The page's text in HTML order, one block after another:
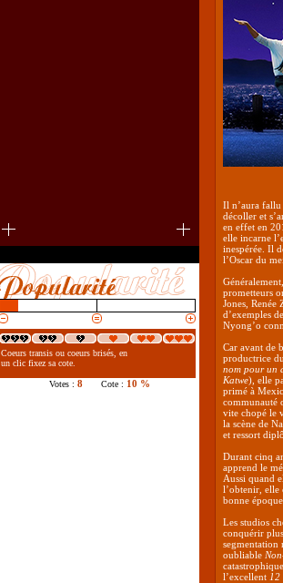
Coeurs transis ou coeurs brisés, en
un clic fixez sa cote.
Votes : 8 Cote : 10 %
Il n’aura fallu
décoller et
en effet en
elle incarne
inespérée. Il
l’Oscar du
prometteurs
Jones,
d’exemples
Nyong’o
Car avant de
productrice
nom pour un
Katwe), elle
primé à
communauté
vite chopé le
la scène de
et ressort
Durant cinq
apprend le
Aussi quand
l’obtenir, elle
bonne
Les studios
conquérir
segmentation
oubliable
l’excellent 12